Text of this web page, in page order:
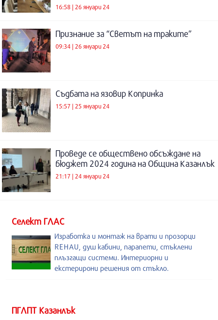
16:58 | 26 януари 24
Признание за “Светът на траките”
09:34 | 26 януари 24
Съдбата на язовир Копринка
15:57 | 25 януари 24
Проведе се обществено обсъждане на
бюджет 2024 година на Община Казанлък
21:17 | 24 януари 24
Селект ГЛАС
Изработка и монтаж на врати и прозорци
REHAU, душ кабини, парапети, стъклени
плъзгащи системи. Интериорни и
екстерирони решения от стъкло.
ПГЛПТ Казанлък